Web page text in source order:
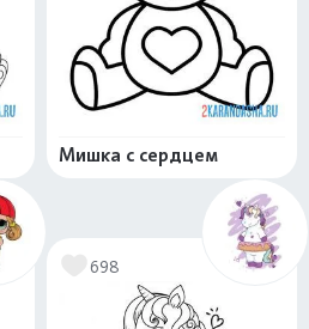
Мишка с сердцем
698